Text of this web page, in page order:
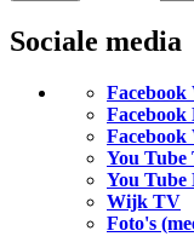
Sociale media
Facebook
You
You Tube
Wijk TV
Foto's